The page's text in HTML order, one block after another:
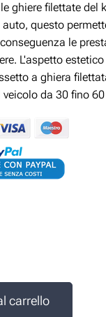
ghiere filettate del
questo
le
L'aspetto
a ghiera
da 30 fino
carrello